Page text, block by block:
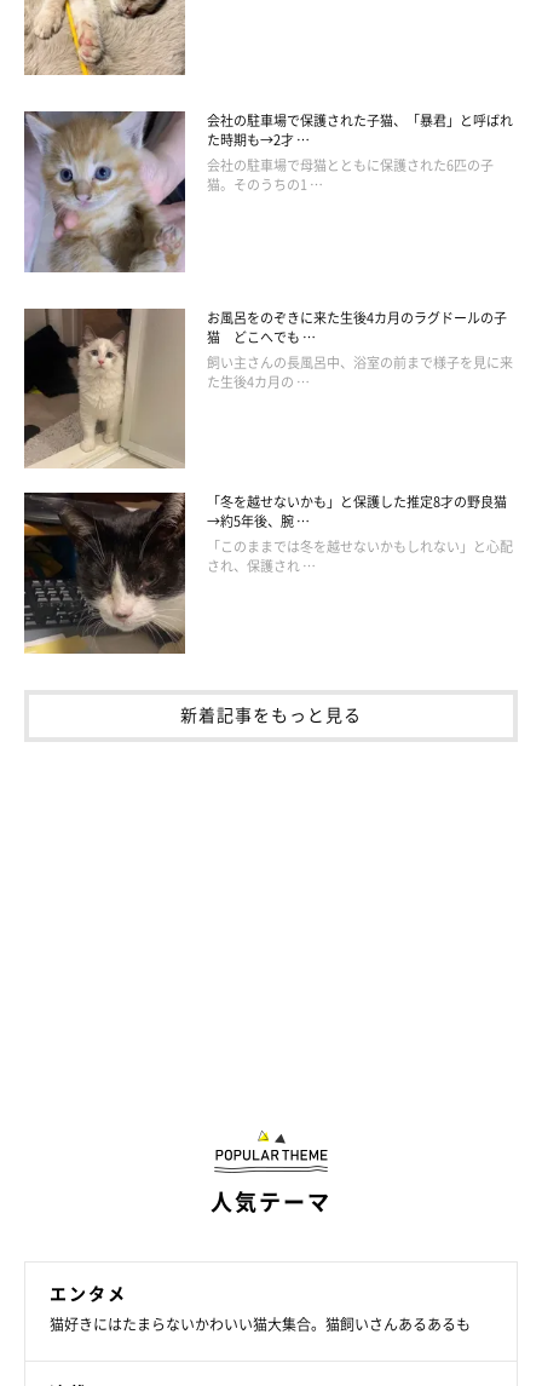
会社の駐車場で保護された子猫、「暴君」と呼ばれ
た時期も→2才 …
会社の駐車場で母猫とともに保護された6匹の子
猫。そのうちの1 …
お風呂をのぞきに来た生後4カ月のラグドールの子
猫 どこへでも …
飼い主さんの長風呂中、浴室の前まで様子を見に来
た生後4カ月の …
「冬を越せないかも」と保護した推定8才の野良猫
→約5年後、腕 …
「このままでは冬を越せないかもしれない」と心配
され、保護され …
新着記事をもっと見る
人気テーマ
エンタメ
猫好きにはたまらないかわいい猫大集合。猫飼いさんあるあるも